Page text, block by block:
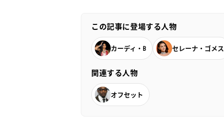
この記事に登場する人物
カーディ・B セレーナ・ゴメス
関連する人物
オフセット